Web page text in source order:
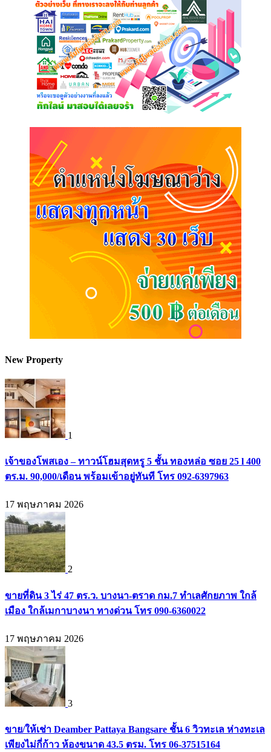
New Property
1
เจ้าของโพสเอง – ทาวน์โฮมสุดหรู 5 ชั้น ทองหล่อ ซอย 25 l 400
ตร.ม. 90,000/เดือน พร้อมเข้าอยู่ทันที โทร 092-6397963
17 พฤษภาคม 2026
2
ขายที่ดิน 3 ไร่ 47 ตร.ว. บางนา-ตราด กม.7 ทำเลศักยภาพ ใกล้
เมือง ใกล้เมกาบางนา ทางด่วน โทร 090-6360022
17 พฤษภาคม 2026
3
ขาย/ให้เช่า Deamber Pattaya Bangsare ชั้น 6 วิวทะเล ห่างทะเล
เพียงไม่กี่ก้าว ห้องขนาด 43.5 ตรม. โทร 06-37515164